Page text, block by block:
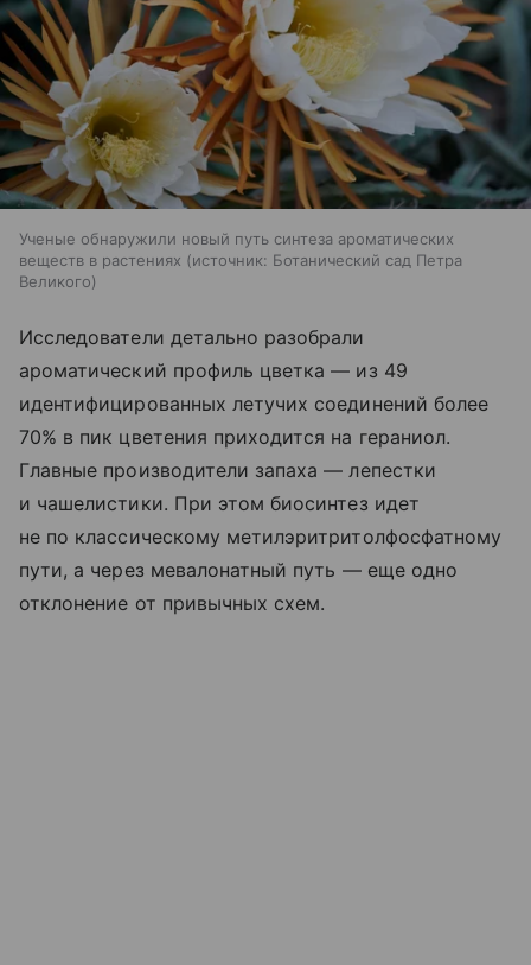
Ученые обнаружили новый путь синтеза ароматических
веществ в растениях
источник: Ботанический сад Петра
Великого
Исследователи детально разобрали
ароматический профиль цветка — из 49
идентифицированных летучих соединений более
70% в пик цветения приходится на гераниол.
Главные производители запаха — лепестки
и чашелистики. При этом биосинтез идет
не по классическому метилэритритолфосфатному
пути, а через мевалонатный путь — еще одно
отклонение от привычных схем.